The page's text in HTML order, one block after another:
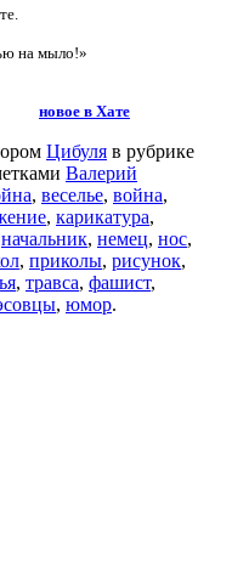
на мыло!»
новое в Хате
Цибуля в рубрике
Валерий
, веселье, война,
, карикатура,
начальник, немец, нос,
, приколы, рисунок,
, травса, фашист,
, юмор.